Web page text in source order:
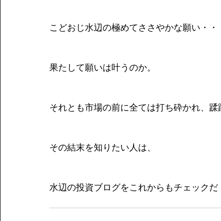
こどおじ水辺の極めてささやかな願い・・
果たして願いは叶うのか。
それとも市場の前に全ては打ち砕かれ、蹂
その結末を知りたい人は、
水辺の投資ブログをこれからもチェックだ